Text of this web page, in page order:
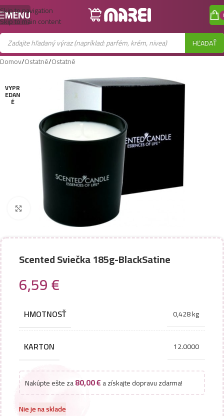
Skip to navigation
Skip to main content
MENU
HĽADAŤ
Domov/Ostatné/Ostatné
VYPR
EDAN
É
Zobraziť väčší obrázok
Scented Sviečka 185g-BlackSatine
6,59€
HMOTNOSŤ 0,428 kg
KARTON 12.0000
Nakúpte ešte za80,00€a získajte dopravu zdarma!
Nie je na sklade